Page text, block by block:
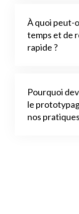
À quoi peut-
temps et de
rapide ?
Pourquoi
le
nos